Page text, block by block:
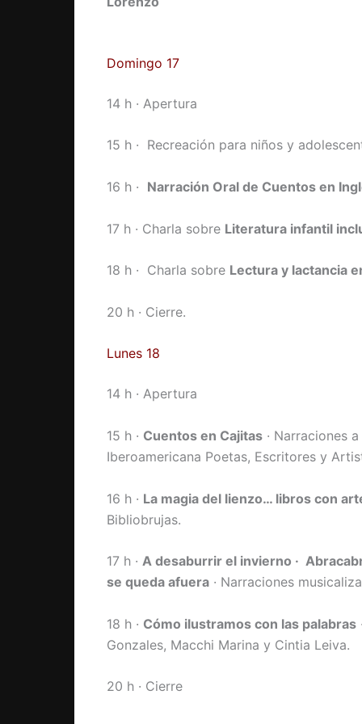
Domingo 17
14 h · Apertura
15 h · Recreación para niños y
16 h · Narración Oral de Cuentos en
17 h · Charla sobre Literatura infantil
18 h · Charla sobre Lectura y lactancia
20 h · Cierre.
Lunes 18
14 h · Apertura
15 h · Cuentos en Cajitas · Narraciones
Iberoamericana Poetas, Escritores y
16 h · La magia del lienzo… libros con
Bibliobrujas.
17 h · A desaburrir el invierno ·
se queda afuera · Narraciones
18 h · Cómo ilustramos con las palabras
Gonzales, Macchi Marina y Cintia Leiva.
20 h · Cierre